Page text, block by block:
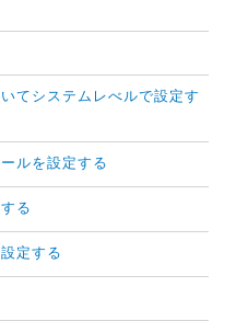
てシステムレべルで設定す
ルを設定する
る
定する